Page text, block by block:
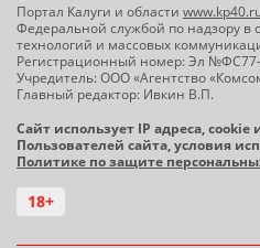
Портал Калуги и области
Федеральной службой по надзору
технологий и массовых
Регистрационный номер: Эл
Учредитель: ООО «Агентство
Главный редактор: Ивкин В.П.
Сайт использует IP адреса,
Пользователей сайта, условия
Политике по защите
18+